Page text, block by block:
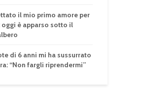
il mio primo amore per
oggi è apparso sotto il
di 6 anni mi ha sussurrato
“Non fargli riprendermi”